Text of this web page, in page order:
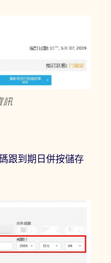
訊
跟到期日併按儲存